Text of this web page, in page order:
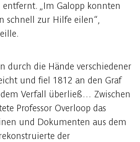
„Im Galopp konnten
schnell zur Hilfe eilen“,
durch die Hände verschiedener
und fiel 1812 an den Graf
Verfall überließ… Zwischen
Professor Overloop das
und Dokumenten aus dem
der